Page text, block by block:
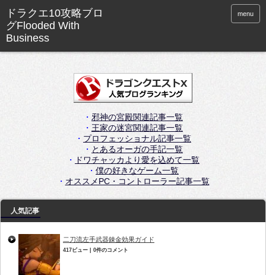
menu
・ 邪神の宮殿関連記事一覧
・ 王家の迷宮関連記事一覧
・ プロフェッショナル記事一覧
・ とあるオーガの手記一覧
・
ドワチャッカより愛を込めて一覧
・ 僕の好きなゲーム一覧
・ オススメPC・コントローラー記事一覧
人気記事
二刀流左手武器錬金効果ガイド
417ビュー 0件のコメント